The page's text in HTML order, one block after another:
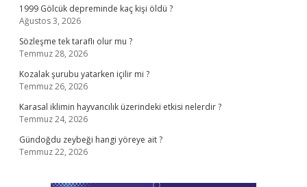
1999 Gölcük depreminde kaç kişi öldü ?
Ağustos 3, 2026
Sözleşme tek taraflı olur mu ?
Temmuz 28, 2026
Kozalak şurubu yatarken içilir mi ?
Temmuz 26, 2026
Karasal iklimin hayvancılık üzerindeki etkisi nelerdir ?
Temmuz 24, 2026
Gündoğdu zeybeği hangi yöreye ait ?
Temmuz 22, 2026